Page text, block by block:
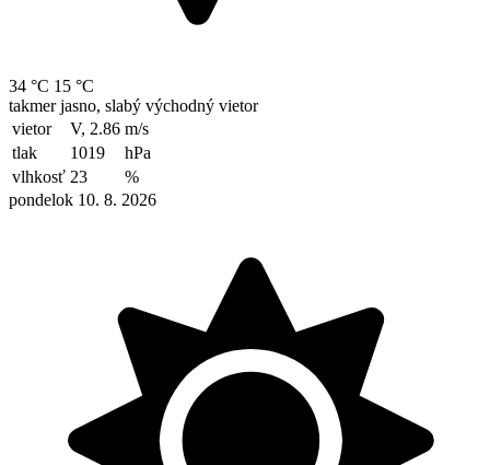
34 °C 15 °C
takmer jasno, slabý východný vietor
vietor
V, 2.86 m/s
tlak
1019
hPa
vlhkosť 23
%
pondelok 10. 8. 2026